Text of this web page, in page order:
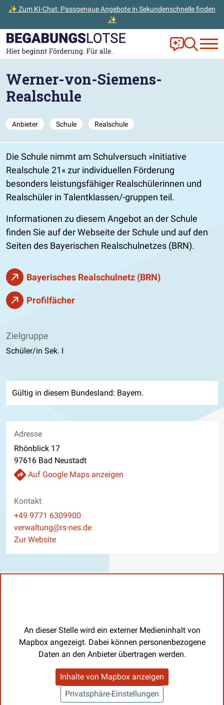
✨ Zum KI-Chat: Passgenaue Angebote in Sekundenschnelle finden
✨
Zum Hauptinhalt der Seite springen
Zur Startseite gehen Frag Ella!
Zur
Werner-von-Siemens-
Realschule
Anbieter Schule Realschule
Die Schule nimmt am Schulversuch
Initiative
Realschule 21
zur individuellen Förderung
besonders leistungsfähiger Realschülerinnen und
Realschüler in Talentklassen/-gruppen teil.
Informationen zu diesem Angebot an der Schule
finden Sie auf der Webseite der Schule und auf den
Seiten des Bayerischen Realschulnetzes (BRN).
Bayerisches Realschulnetz (BRN)
Profilfächer
Zielgruppe
Schüler/in Sek. I
Gültig in diesem Bundesland: Bayern.
Adresse
Rhönblick 17
97616 Bad Neustadt
Auf Google Maps anzeigen
Kontakt
Telefon
+49 9771 6309900
E-Mail
verwaltung@rs-nes.de
Website
Zur Website
An dieser Stelle wird ein externer Medieninhalt von
Mapbox angezeigt. Dabei können personenbezogene
Daten an den Anbieter übertragen werden.
Inhalte von Mapbox anzeigen
Privatsphäre-Einstellungen